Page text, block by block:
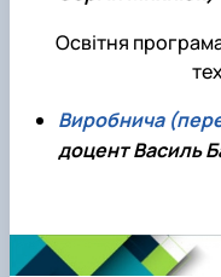
Освітня
Виробнича
доцент Василь